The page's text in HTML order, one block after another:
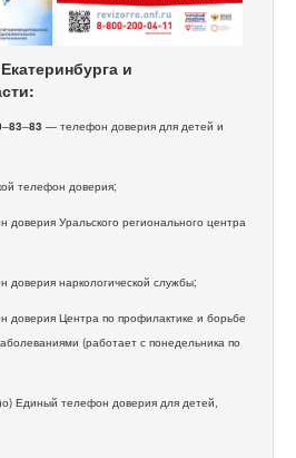
и
–83–83 — телефон доверия для детей и
телефон доверия;
доверия Уральского регионального центра
доверия наркологической службы;
доверия Центра по профилактике и борьбе
(работает с понедельника по
Единый телефон доверия для детей,